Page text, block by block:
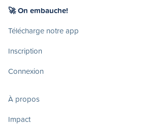
🚀 On embauche!
Télécharge notre app
Inscription
Connexion
À propos
Impact